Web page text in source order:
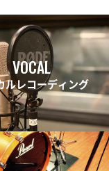
VOCAL
ルレコーディング